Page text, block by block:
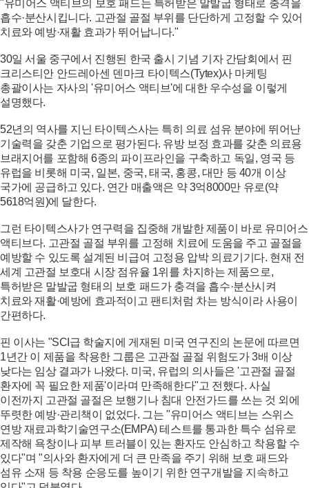
"유미어스 액티브의 보호 패드는 특허받은 말발굽 형태로 충격을
흡수·분산시킵니다. 고관절 골절 부위를 단단하게 고정할 수 있어
치료와 예방·재활 효과가 뛰어납니다."
30일 서울 중구에서 진행된 한국 출시 기념 기자 간담회에서 핀
크리스티안 안드레아센 덴마크 타이텍스(Tytex)사 마케팅
총괄이사는 자사의 '유미어스 액티브'에 대한 우수성을 이렇게
설명했다.
52년의 역사를 지닌 타이텍스사는 특히 의료 섬유 분야에 뛰어난
기술력을 갖춘 기업으로 평가된다. 유방 보정 효과를 갖춘 의료용
브래지어를 포함해 6종의 파이프라인을 구축하고 독일, 영국 등
유럽을 비롯해 미국, 일본, 중국, 태국, 홍콩, 대만 등 40개 이상
국가에 공급하고 있다. 연간 매출액은 약 3억8000만 유로(약
5618억원)에 달한다.
그런 타이텍스사가 연구력을 집중해 개발한 제품이 바로 유미어스
액티브다. 고관절 골절 부위를 고정해 치료에 도움을 주고 골절을
예방할 수 있도록 설계된 비급여 고정용 압박 의료기기다. 현재 전
세계 고관절 보호대 시장 점유율 1위를 차지하는 제품으로,
특허받은 말발굽 형태의 보호 패드가 충격을 흡수·분산시켜
치료와 재활·예방에 효과적이고 팬티처럼 차는 방식이라 사용이
간편하다.
핀 이사는 "SCI급 학술지에 게재된 미국 연구진의 논문에 따르면
1년간 이 제품을 착용한 그룹은 고관절 골절 위험도가 3배 이상
낮다는 임상 결과가 나왔다. 미국, 유럽의 의사들은 '고관절 골절
환자에 꼭 필요한 제품'이라며 만족해한다"고 전했다. 사실
이전까지 고관절 골절은 보행기나 침대 안전가드를 쓰는 것 외에
뚜렷한 예방·관리책이 없었다. 그는 "유미어스 액티브는 스위스
연방 재료과학기술연구소(EMPA) 테스트를 통과한 특수 섬유로
제작해 욕창이나 피부 트러블이 있는 환자도 안심하고 착용할 수
있다"며 "의사와 환자에게 더 큰 만족을 주기 위해 보호 패드와
섬유 소재 등 착용 순응도를 높이기 위한 연구개발을 지속하고